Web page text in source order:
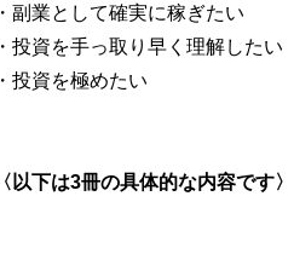
・副業として確実に稼ぎたい
・投資を手っ取り早く理解したい
・投資を極めたい
〈以下は3冊の具体的な内容です〉